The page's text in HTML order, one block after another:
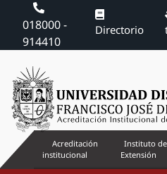
018000 -
914410
Directorio
Acreditación
institucional
Instituto de
Extensión